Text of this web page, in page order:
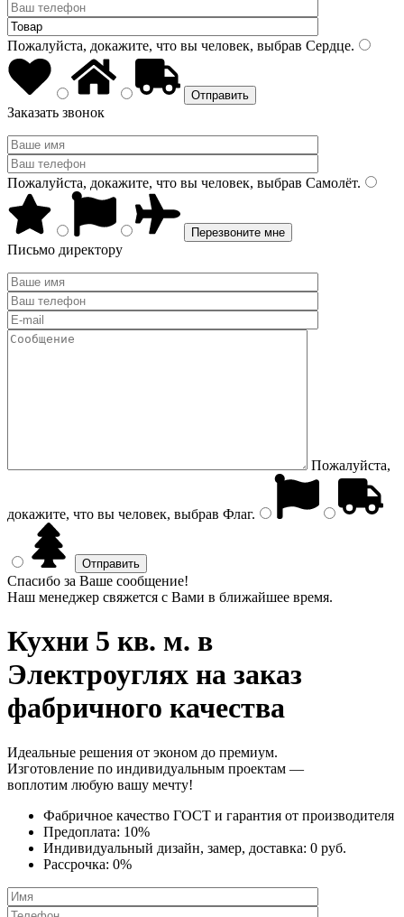
Пожалуйста, докажите, что вы человек, выбрав Сердце.
Заказать звонок
Пожалуйста, докажите, что вы человек, выбрав Самолёт.
Письмо директору
Пожалуйста,
докажите, что вы человек, выбрав Флаг.
Спасибо за Ваше сообщение!
Наш менеджер свяжется с Вами в ближайшее время.
Кухни 5 кв. м. в
Электроуглях на заказ
фабричного качества
Идеальные решения от эконом до премиум.
Изготовление по индивидуальным проектам —
воплотим любую вашу мечту!
Фабричное качество ГОСТ и гарантия от производителя
Предоплата: 10%
Индивидуальный дизайн, замер, доставка: 0 руб.
Рассрочка: 0%